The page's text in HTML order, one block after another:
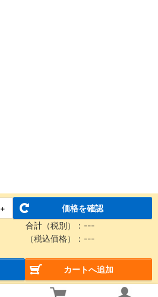
+
価格を確認
合計（税別）： ---
（税込価格）： ---
カートへ追加